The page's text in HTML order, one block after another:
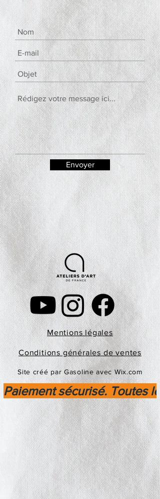
Envoyer
Mentions légales
Conditions générales de ventes
Site créé par Gasoline avec Wix.com
Paiement sécurisé. Toutes